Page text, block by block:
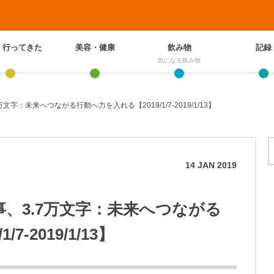
行ってきた 美容・健康 飲み物
気になる飲み物
記録
字：未来へつながる行動へ力を入れる【2019/1/7-2019/1/13】
14 JAN 2019
3.7万文字：未来へつながる
7-2019/1/13】